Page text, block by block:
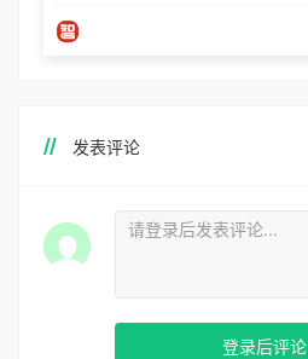
发表评论
登录后评论